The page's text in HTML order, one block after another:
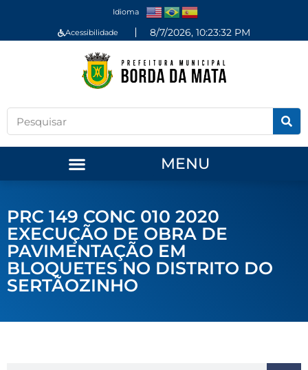
Idioma
Acessibilidade 8/7/2026, 10:23:32 PM
MENU
PRC 149 CONC 010 2020
EXECUÇÃO DE OBRA DE
PAVIMENTAÇÃO EM
BLOQUETES NO DISTRITO DO
SERTÃOZINHO